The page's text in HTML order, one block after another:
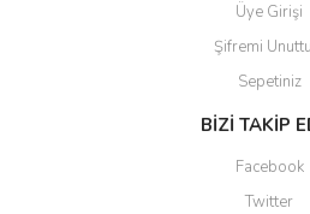
Üye Girişi
Şifremi
Sepetiniz
BİZİ TAKİP
Facebook
Twitter